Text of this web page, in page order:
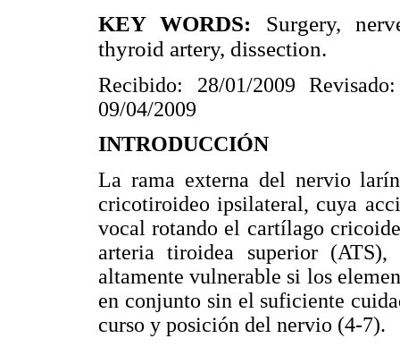
KEY WORDS: Surgery,
thyroid artery, dissection.
Recibido: 28/01/2009
09/04/2009
INTRODUCCIÓN
La rama externa del nervio
cricotiroideo ipsilateral, cuya
vocal rotando el cartílago
arteria tiroidea superior
altamente vulnerable si los
en conjunto sin el suficiente
curso y posición del nervio (4-7).